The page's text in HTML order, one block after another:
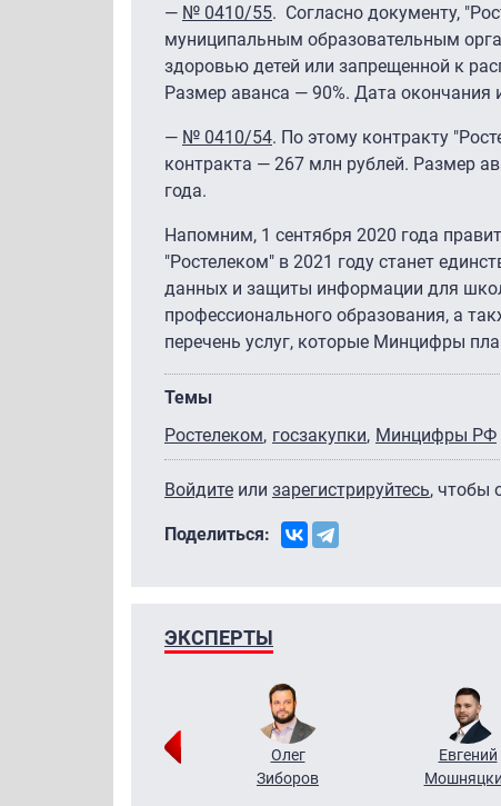
— № 0410/55. Согласно документу,
муниципальным образовательным
здоровью детей или запрещенной к
Размер аванса — 90%. Дата окончания
— № 0410/54. По этому контракту
контракта — 267 млн рублей. Размер
года.
Напомним, 1 сентября 2020 года
"Ростелеком" в 2021 году станет
данных и защиты информации для
профессионального образования, а
перечень услуг, которые Минцифры
Темы
Ростелеком госзакупки Минцифры РФ
Войдите или зарегистрируйтесь, чтобы
Поделиться:
ЭКСПЕРТЫ
Олег
Зиборов
Евгений